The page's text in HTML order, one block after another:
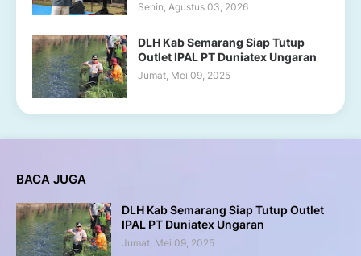
Senin, Agustus 03, 2026
DLH Kab Semarang Siap Tutup
Outlet IPAL PT Duniatex Ungaran
Jumat, Mei 09, 2025
BACA JUGA
DLH Kab Semarang Siap Tutup Outlet
IPAL PT Duniatex Ungaran
Jumat, Mei 09, 2025